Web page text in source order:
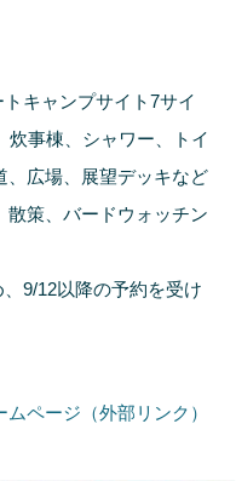
キャンプサイト7サイ
炊事棟、シャワー、トイ
、広場、展望デッキなど
散策、バードウォッチン
9/12以降の予約を受け
ページ（外部リンク）